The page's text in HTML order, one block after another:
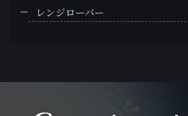
レンジローバー